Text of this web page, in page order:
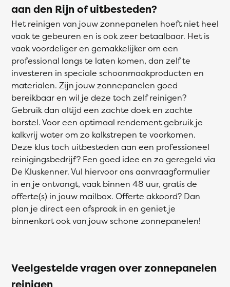
aan den Rijn of uitbesteden?
Het reinigen van jouw zonnepanelen hoeft niet heel
vaak te gebeuren en is ook zeer betaalbaar. Het is
vaak voordeliger en gemakkelijker om een
professional langs te laten komen, dan zelf te
investeren in speciale schoonmaakproducten en
materialen. Zijn jouw zonnepanelen goed
bereikbaar en wil je deze toch zelf reinigen?
Gebruik dan altijd een zachte doek en zachte
borstel. Voor een optimaal rendement gebruik je
kalkvrij water om zo kalkstrepen te voorkomen.
Deze klus toch uitbesteden aan een professioneel
reinigingsbedrijf? Een goed idee en zo geregeld via
De Kluskenner. Vul hiervoor ons aanvraagformulier
in en je ontvangt, vaak binnen 48 uur, gratis de
offerte(s) in jouw mailbox. Offerte akkoord? Dan
plan je direct een afspraak in en geniet je
binnenkort ook van jouw schone zonnepanelen!
Veelgestelde vragen over zonnepanelen
reinigen